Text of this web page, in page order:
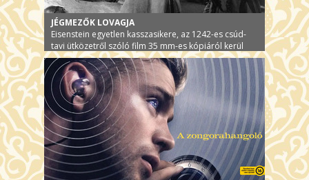
JÉGMEZŐK LOVAGJA
Eisenstein egyetlen kasszasikere, az 1242-es csúd-
tavi ütközetről szóló film 35 mm-es kópiáról kerül
vetítésre.